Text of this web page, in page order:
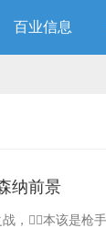
百业信息
纳前景
，本该是枪